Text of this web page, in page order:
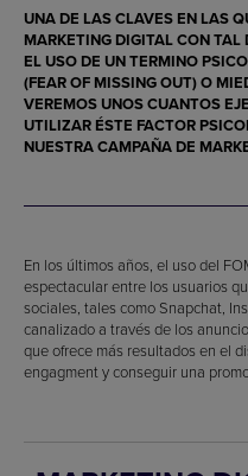
UNA DE LAS CLAVES EN LAS
MARKETING DIGITAL CON TAL
EL USO DE UN TERMINO
(FEAR OF MISSING OUT) O
VEREMOS UNOS CUANTOS
UTILIZAR ÉSTE FACTOR
NUESTRA CAMPAÑA DE
En los últimos años, el uso del
espectacular entre los usuarios
sociales, tales como Snapchat,
canalizado a través de los
que ofrece más resultados en el
engagment y conseguir una